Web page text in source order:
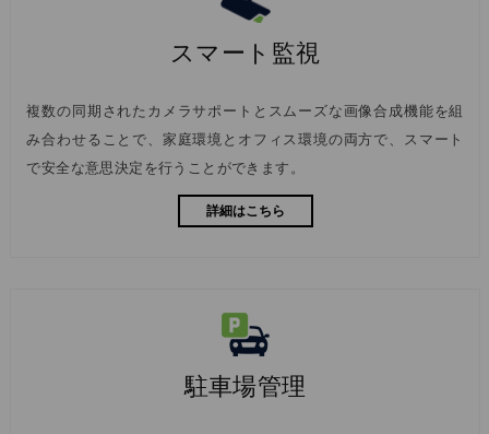
スマート監視
複数の同期されたカメラサポートとスムーズな画像合成機能を組
み合わせることで、家庭環境とオフィス環境の両方で、スマート
で安全な意思決定を行うことができます。
詳細はこちら
駐車場管理